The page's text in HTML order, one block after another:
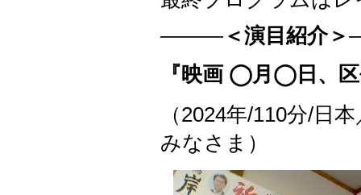
――― ＜演目紹介＞
『映画 ◯月◯日、
（2024年/110分/日
みなさま）